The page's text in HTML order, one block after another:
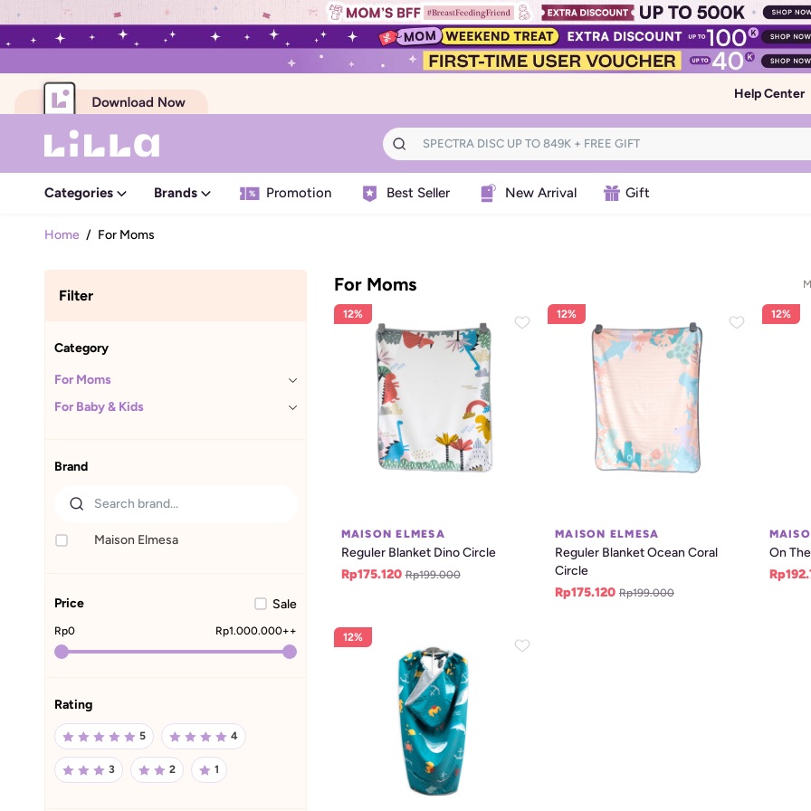
Help Center
Categories Brands Promotion Best Seller New Arrival Gift
Home / For Moms
Filter
Category
For Moms
For Baby & Kids
Brand
Maison Elmesa
Price Sale
Rp0 Rp1.000.000++
Rating
5 4
3 2 1
For Moms
12%
MAISON ELMESA
Reguler Blanket Dino Circle
Rp175.120 Rp199.000
12%
MAISON ELMESA
Reguler Blanket Ocean Coral
Circle
Rp175.120 Rp199.000
12%
On
12%